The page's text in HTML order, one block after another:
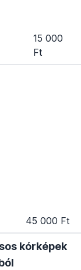
15 000
Ft
45 000 Ft
kórképek